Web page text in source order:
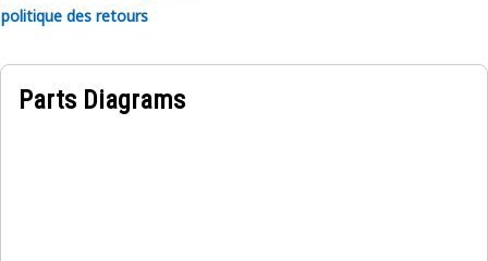
politique des retours
Parts Diagrams